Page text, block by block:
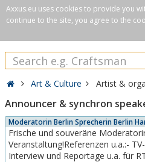
Axxus.eu uses cookies to provide you
continue to the site, you agree to the
Art & Culture Artist &
Announcer & synchron
Moderatorin Berlin Sprecherin Berlin
Frische und souveräne Moderatorin für
Veranstaltung!Referenzen u.a.:-
Interview und Reportage u.a. für RTL/ JS,